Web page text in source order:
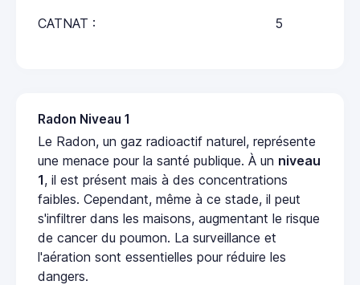
CATNAT : 5
Radon Niveau 1
Le Radon, un gaz radioactif naturel, représente
une menace pour la santé publique. À un niveau
1, il est présent mais à des concentrations
faibles. Cependant, même à ce stade, il peut
s'infiltrer dans les maisons, augmentant le risque
de cancer du poumon. La surveillance et
l'aération sont essentielles pour réduire les
dangers.